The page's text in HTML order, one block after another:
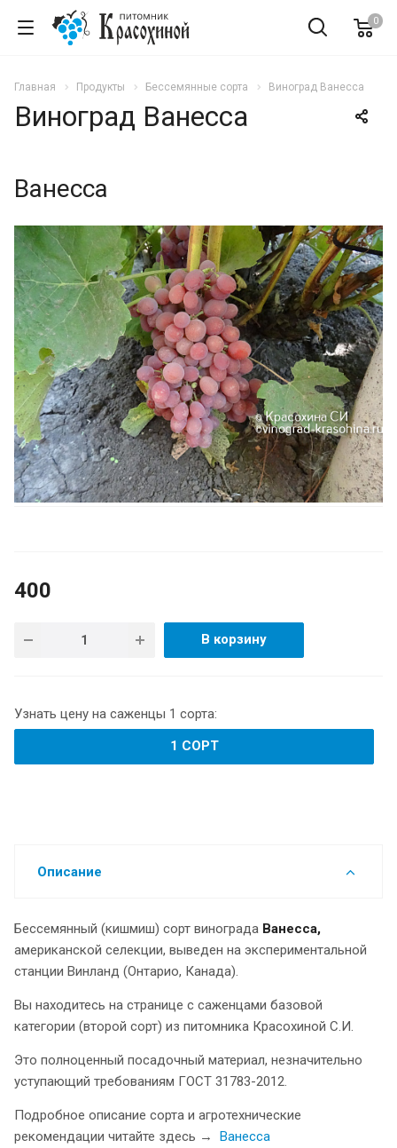
0
Главная Продукты Бессемянные сорта Виноград Ванесса
Виноград Ванесса
Ванесса
400
В корзину
Узнать цену на саженцы 1 сорта:
1 СОРТ
Описание
Бессемянный (кишмиш) сорт винограда Ванесса,
американской селекции, выведен на экспериментальной
станции Винланд (Онтарио, Канада).
Вы находитесь на странице с саженцами базовой
категории (второй сорт) из питомника Красохиной С.И.
Это полноценный посадочный материал, незначительно
уступающий требованиям ГОСТ 31783-2012.
Подробное описание сорта и агротехнические
рекомендации читайте здесь → Ванесса